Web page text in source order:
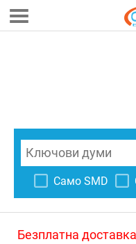
Само SMD
Безплатна